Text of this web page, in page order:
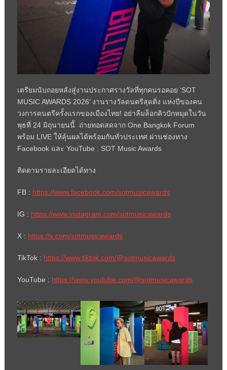
เตรียมนับถอยหลังสู่งานประกาศรางวัลที่ทุกคนรอคอย ‘SOT
MUSIC AWARDS 2026’ งานรางวัลดนตรีสุดติ่ง แห่งปีของคน
วงการดนตรีครั้งแรกของเมืองไทย! อย่าลืมล็อกคิวปักหมุดในวัน
พุธที่ 24 มิถุนายนนี้ ถ่ายทอดสดจาก One Bangkok Forum
พร้อม LIVE ให้ลุ้นผลได้พร้อมกันทั่วประเทศ ผ่านช่องทาง
Facebook และ YouTube : SOT Music Awards
ติดตามรายละเอียดได้ทาง
FB : https://www.facebook.com/sotmusicawards
IG : https://www.instagram.com/sotmusicawards
X : https://x.com/sotmusicawards
TikTok : https://www.tiktok.com/@sotmusicawards
YouTube : https://www.youtube.com/@sotmusicawards